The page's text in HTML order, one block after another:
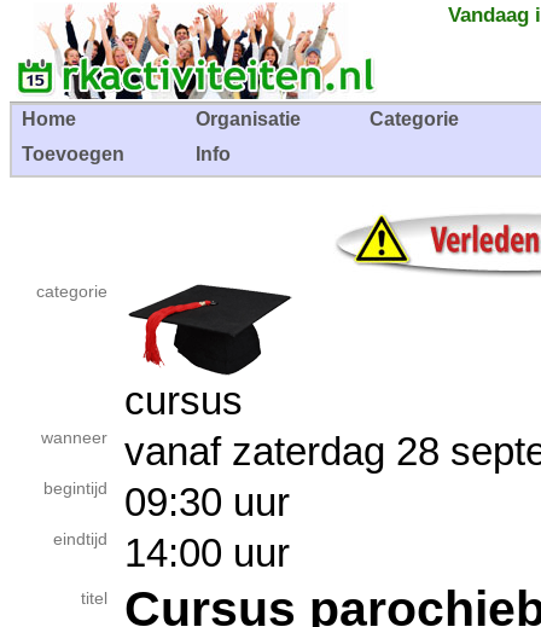
Vandaag
Home Organisatie
Categorie
Toevoegen
Info
categorie
cursus
wanneer vanaf zaterdag 28
begintijd 09:30 uur
eindtijd 14:00 uur
titel Cursus